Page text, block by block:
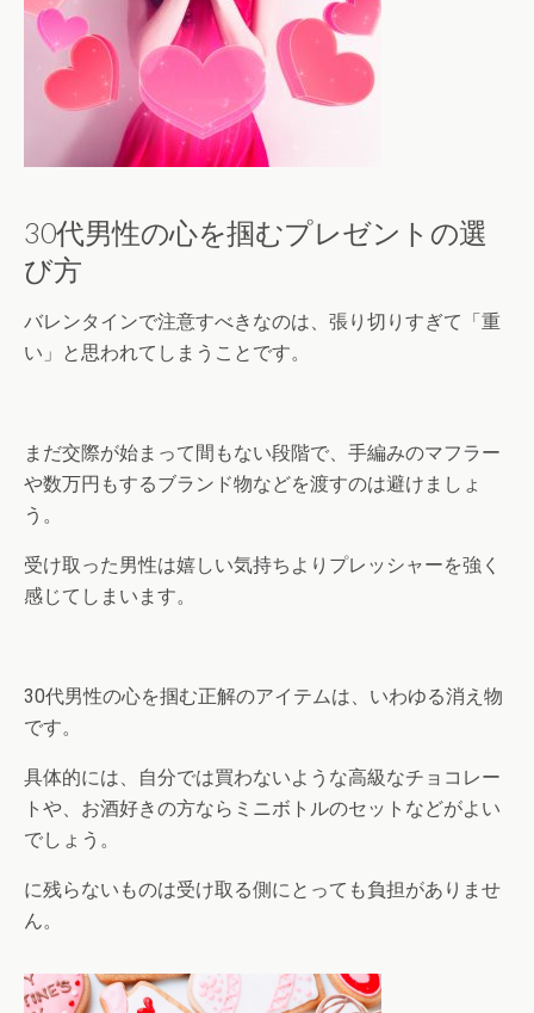
30代男性の心を掴むプレゼントの選
び方
バレンタインで注意すべきなのは、張り切りすぎて「重
い」と思われてしまうことです。
まだ交際が始まって間もない段階で、手編みのマフラー
や数万円もするブランド物などを渡すのは避けましょ
う。
受け取った男性は嬉しい気持ちよりプレッシャーを強く
感じてしまいます。
30代男性の心を掴む正解のアイテムは、いわゆる消え物
です。
具体的には、自分では買わないような高級なチョコレー
トや、お酒好きの方ならミニボトルのセットなどがよい
でしょう。
に残らないものは受け取る側にとっても負担がありませ
ん。